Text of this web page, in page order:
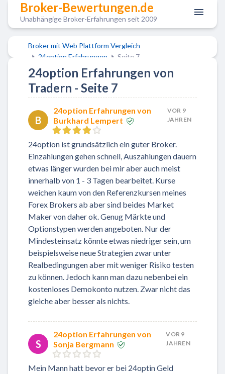
Broker-Bewertungen.de
Unabhängige Broker-Erfahrungen seit 2009
Broker mit Web Plattform Vergleich
24option Erfahrungen
Seite 7
24option Erfahrungen von
Tradern - Seite 7
B
24option Erfahrungen von
Burkhard Lempert
VOR 9
JAHREN
24option ist grundsätzlich ein guter Broker.
Einzahlungen gehen schnell, Auszahlungen dauern
etwas länger wurden bei mir aber auch meist
innerhalb von 1 - 3 Tagen bearbeitet. Kurse
weichen kaum von den Referenzkursen meines
Forex Brokers ab aber sind beides Market
Maker von daher ok. Genug Märkte und
Optionstypen werden angeboten. Nur der
Mindesteinsatz könnte etwas niedriger sein, um
beispielsweise neue Strategien zwar unter
Realbedingungen aber mit weniger Risiko testen
zu können. Jedoch kann man dazu nebenbei ein
kostenloses Demokonto nutzen. Zwar nicht das
gleiche aber besser als nichts.
S
24option Erfahrungen von
Sonja Bergmann
VOR 9
JAHREN
Mein Mann hatt bevor er bei 24optin Geld